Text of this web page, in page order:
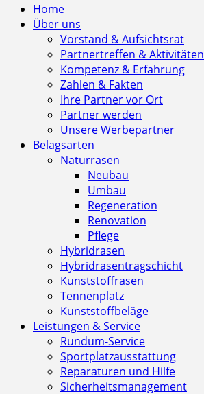
Home
Über uns
Vorstand & Aufsichtsrat
Partnertreffen & Aktivitäten
Kompetenz & Erfahrung
Zahlen & Fakten
Ihre Partner vor Ort
Partner werden
Unsere Werbepartner
Belagsarten
Naturrasen
Neubau
Umbau
Regeneration
Renovation
Pflege
Hybridrasen
Hybridrasentragschicht
Kunststoffrasen
Tennenplatz
Kunststoffbeläge
Leistungen & Service
Rundum-Service
Sportplatzausstattung
Reparaturen und Hilfe
Sicherheitsmanagement